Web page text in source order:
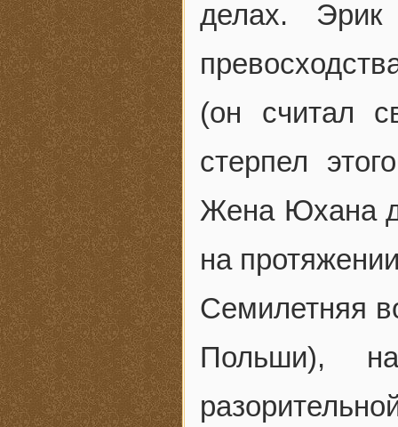
делах.
(он считал
стерпел
Жена Юхана
на
Семилетняя
Польши),